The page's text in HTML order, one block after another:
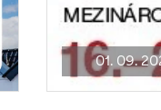
01. 09.